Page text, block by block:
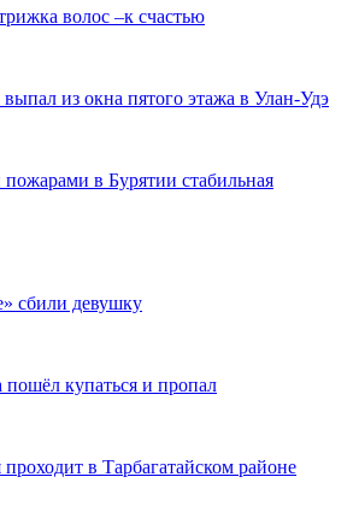
волос –к счастью
из окна пятого этажа в Улан-Удэ
в Бурятии стабильная
сбили девушку
купаться и пропал
в Тарбагатайском районе